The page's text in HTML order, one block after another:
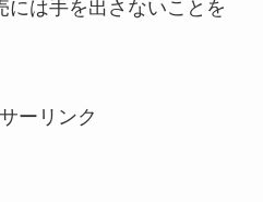
には手を出さないことを
ーリンク